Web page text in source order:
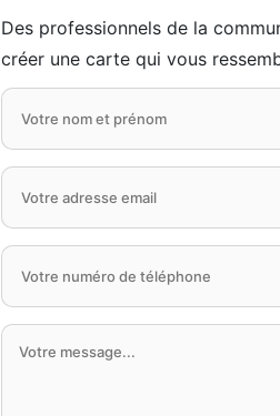
Des professionnels de la
créer une carte qui vous